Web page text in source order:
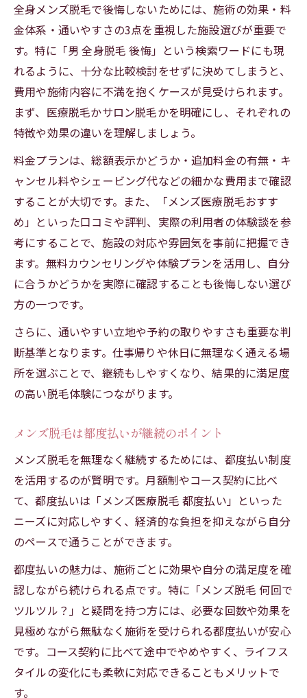
全身メンズ脱毛で後悔しないためには、施術の効果・料
金体系・通いやすさの3点を重視した施設選びが重要で
す。特に「男 全身脱毛 後悔」という検索ワードにも現
れるように、十分な比較検討をせずに決めてしまうと、
費用や施術内容に不満を抱くケースが見受けられます。
まず、医療脱毛かサロン脱毛かを明確にし、それぞれの
特徴や効果の違いを理解しましょう。
料金プランは、総額表示かどうか・追加料金の有無・キ
ャンセル料やシェービング代などの細かな費用まで確認
することが大切です。また、「メンズ医療脱毛おすす
め」といった口コミや評判、実際の利用者の体験談を参
考にすることで、施設の対応や雰囲気を事前に把握でき
ます。無料カウンセリングや体験プランを活用し、自分
に合うかどうかを実際に確認することも後悔しない選び
方の一つです。
さらに、通いやすい立地や予約の取りやすさも重要な判
断基準となります。仕事帰りや休日に無理なく通える場
所を選ぶことで、継続もしやすくなり、結果的に満足度
の高い脱毛体験につながります。
メンズ脱毛は都度払いが継続のポイント
メンズ脱毛を無理なく継続するためには、都度払い制度
を活用するのが賢明です。月額制やコース契約に比べ
て、都度払いは「メンズ医療脱毛 都度払い」といった
ニーズに対応しやすく、経済的な負担を抑えながら自分
のペースで通うことができます。
都度払いの魅力は、施術ごとに効果や自分の満足度を確
認しながら続けられる点です。特に「メンズ脱毛 何回で
ツルツル？」と疑問を持つ方には、必要な回数や効果を
見極めながら無駄なく施術を受けられる都度払いが安心
です。コース契約に比べて途中でやめやすく、ライフス
タイルの変化にも柔軟に対応できることもメリットで
す。